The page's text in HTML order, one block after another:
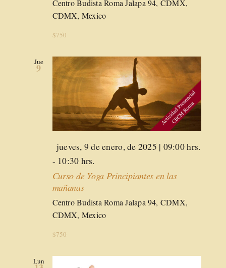
Centro Budista RomaJalapa 94, CDMX,
CDMX, Mexico
$750
Jue
9
Destacado
jueves, 9 de enero, de 2025 | 09:00 hrs.
- 10:30 hrs.
Curso de Yoga Principiantes en las
mañanas
Centro Budista RomaJalapa 94, CDMX,
CDMX, Mexico
$750
Lun